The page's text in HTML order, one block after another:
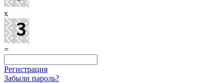
x
=
Регистрация
Забыли пароль?